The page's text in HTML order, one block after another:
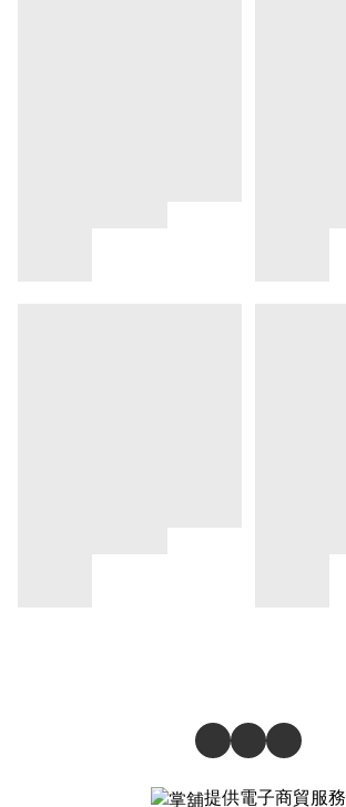
提供電子商貿服務